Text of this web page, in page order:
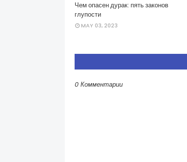
Чем опасен дурак: пять законов
глупости
MAY 03, 2023
0 Комментарии